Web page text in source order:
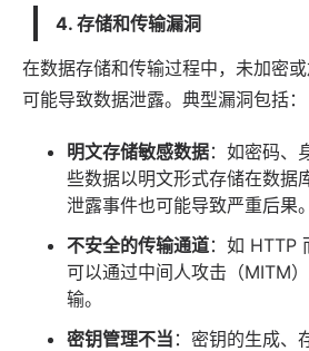
4. 存储和传输漏洞
在数据存储和传输过程中，未加密
可能导致数据泄露。典型漏洞包括：
明文存储敏感数据：如密码、
些数据以明文形式存储在数据
泄露事件也可能导致严重后果。
不安全的传输通道：如 HTTP
可以通过中间人攻击（MITM
输。
密钥管理不当 ：密钥的生成、